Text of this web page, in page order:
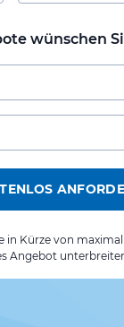
wünschen
in Kürze von
Angebot